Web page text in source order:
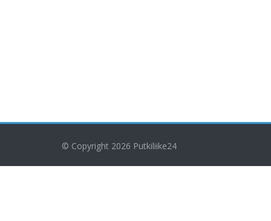
© Copyright 2026 Putkiliike24